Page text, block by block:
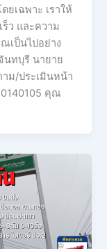
เฉพาะ เราให้
ว และความ
เป็นไปอย่าง
นทบุรี นายาย
ม/ประเมินหน้า
คุณ